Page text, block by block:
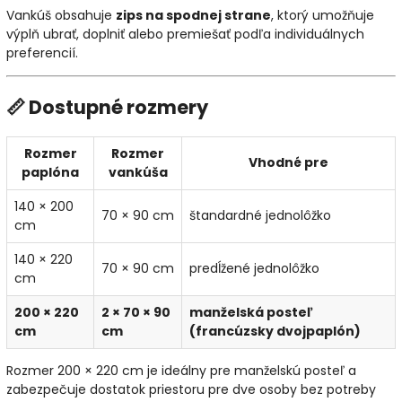
Vankúš obsahuje zips na spodnej strane, ktorý umožňuje
výplň ubrať, doplniť alebo premiešať podľa individuálnych
preferencií.
📏 Dostupné rozmery
Rozmer
paplóna
Rozmer
vankúša
Vhodné pre
140 × 200
cm
70 × 90 cm štandardné jednolôžko
140 × 220
cm
70 × 90 cm predĺžené jednolôžko
200 × 220
cm
2 × 70 × 90
cm
manželská posteľ
(francúzsky dvojpaplón)
Rozmer 200 × 220 cm je ideálny pre manželskú posteľ a
zabezpečuje dostatok priestoru pre dve osoby bez potreby